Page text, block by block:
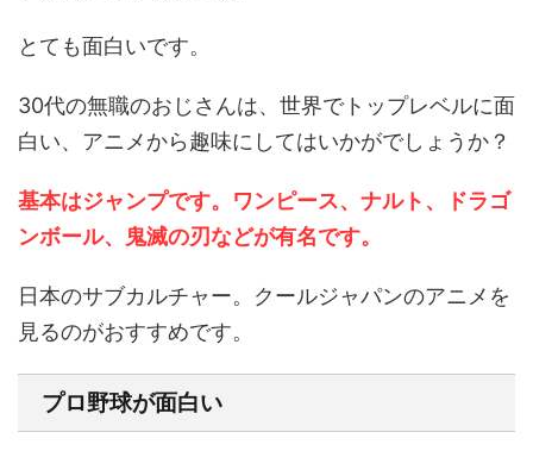
とても面白いです。
30代の無職のおじさんは、世界でトップレベルに面
白い、アニメから趣味にしてはいかがでしょうか？
基本はジャンプです。ワンピース、ナルト、ドラゴ
ンボール、鬼滅の刃などが有名です。
日本のサブカルチャー。クールジャパンのアニメを
見るのがおすすめです。
プロ野球が面白い